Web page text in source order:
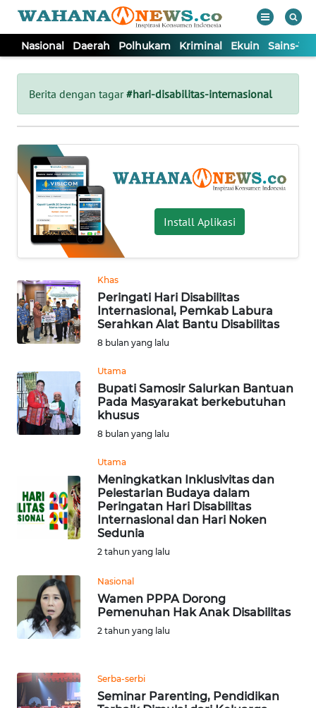
Nasional Daerah Polhukam Kriminal Ekuin Sains-
Berita dengan tagar#hari-disabilitas-internasional
Install Aplikasi
Khas
Peringati Hari Disabilitas
Internasional, Pemkab Labura
Serahkan Alat Bantu Disabilitas
8 bulan yang lalu
Utama
Bupati Samosir Salurkan Bantuan
Pada Masyarakat berkebutuhan
khusus
8 bulan yang lalu
Utama
Meningkatkan Inklusivitas dan
Pelestarian Budaya dalam
Peringatan Hari Disabilitas
Internasional dan Hari Noken
Sedunia
2 tahun yang lalu
Nasional
Wamen PPPA Dorong
Pemenuhan Hak Anak Disabilitas
2 tahun yang lalu
Serba-serbi
Seminar Parenting, Pendidikan
Tutup
NASIONAL
DAERAH
POLHUKAM
KRIMINAL
EKUIN
SAINS-TEKNO
INTERNASIONAL
PENDIDIKAN
OLAHRAGA
EDITORIAL
Informasi
BERITA